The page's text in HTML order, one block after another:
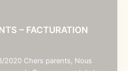
– FACTURATION
2020 Chers parents, Nous